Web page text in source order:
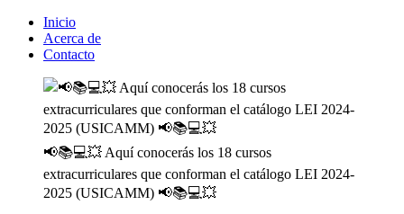
Inicio
Acerca de
Contacto
📢📚💻💥 Aquí conocerás los 18 cursos
extracurriculares que conforman el catálogo LEI 2024-
2025 (USICAMM) 📢📚💻💥